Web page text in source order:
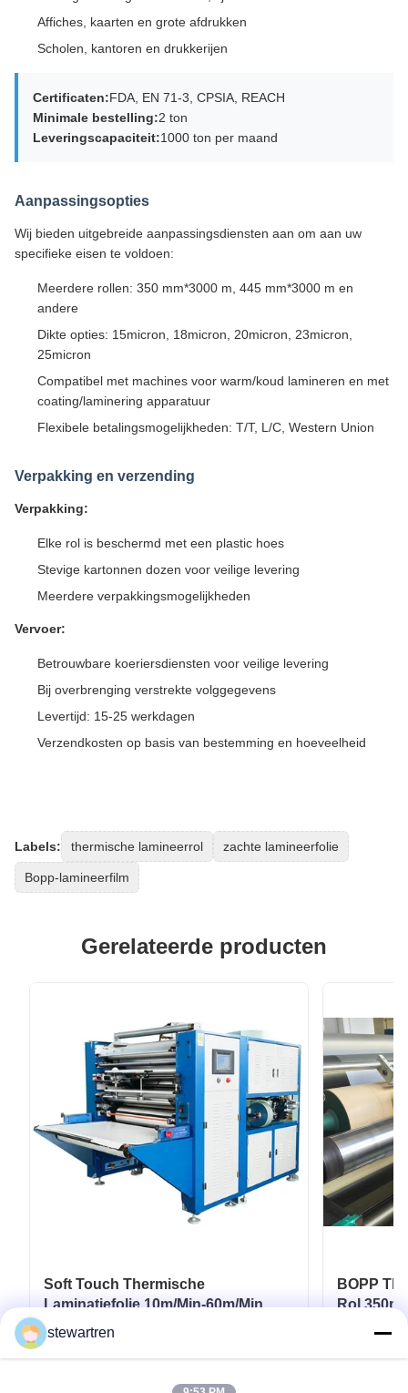
Affiches, kaarten en grote afdrukken
Scholen, kantoren en drukkerijen
Certificaten:FDA, EN 71-3, CPSIA, REACH
Minimale bestelling:2 ton
Leveringscapaciteit:1000 ton per maand
Aanpassingsopties
Wij bieden uitgebreide aanpassingsdiensten aan om aan uw
specifieke eisen te voldoen:
Meerdere rollen: 350 mm*3000 m, 445 mm*3000 m en
andere
Dikte opties: 15micron, 18micron, 20micron, 23micron,
25micron
Compatibel met machines voor warm/koud lamineren en met
coating/laminering apparatuur
Flexibele betalingsmogelijkheden: T/T, L/C, Western Union
Verpakking en verzending
Verpakking:
Elke rol is beschermd met een plastic hoes
Stevige kartonnen dozen voor veilige levering
Meerdere verpakkingsmogelijkheden
Vervoer:
Betrouwbare koeriersdiensten voor veilige levering
Bij overbrenging verstrekte volggegevens
Levertijd: 15-25 werkdagen
Verzendkosten op basis van bestemming en hoeveelheid
Labels: thermische lamineerrol zachte lamineerfolie
Bopp-lamineerfilm
Gerelateerde producten
Soft Touch Thermische
Laminatiefolie 10m/Min-60m/Min
voor Flexibele Verpakkingen
BOPP
Rol
Karton
stewartren